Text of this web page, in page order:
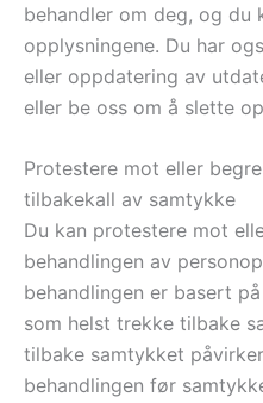
behandler om deg, og du
opplysningene. Du har
eller oppdatering av
eller be oss om å slette
Protestere mot eller
tilbakekall av samtykke
Du kan protestere mot
behandlingen av
behandlingen er basert
som helst trekke tilbake
tilbake samtykket
behandlingen før